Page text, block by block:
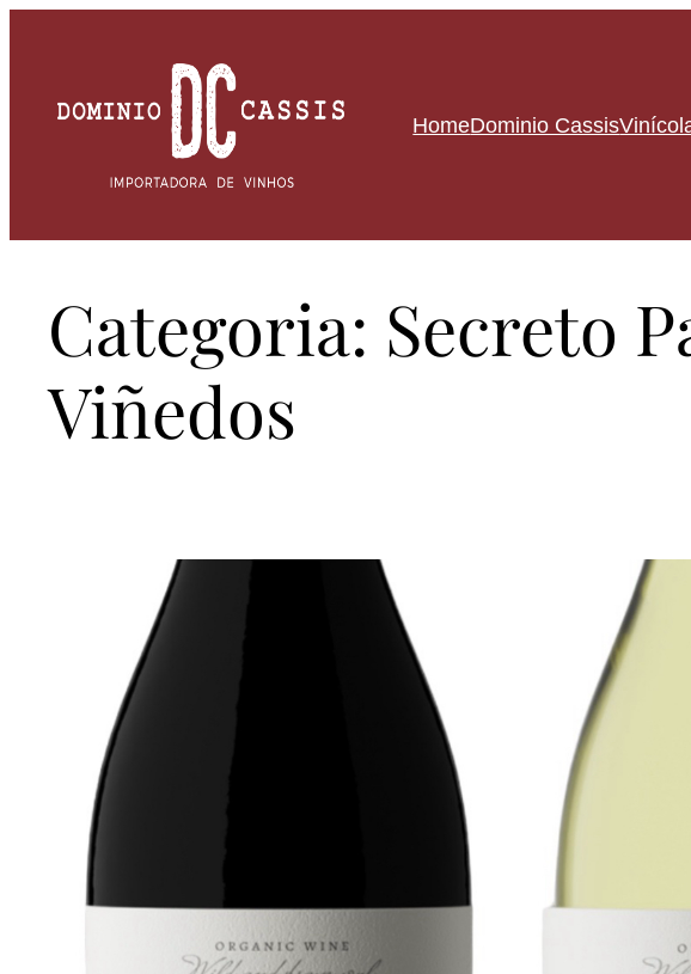
conteúdo
HomeDominio Cassis
Categoria: Secreto
Viñedos